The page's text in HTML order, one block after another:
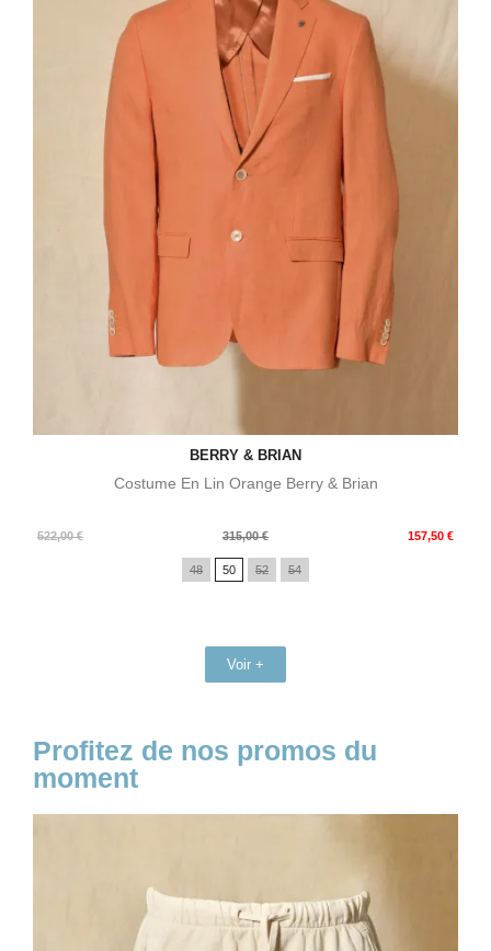
BERRY & BRIAN
Costume En Lin Orange Berry & Brian
522,00 €
Prix
315,00 € 157,50 €
Prix
48 50 52 54
Voir +
Profitez de nos promos du
moment